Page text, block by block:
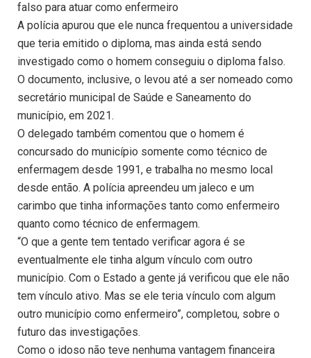
falso para atuar como enfermeiro
A polícia apurou que ele nunca frequentou a universidade
que teria emitido o diploma, mas ainda está sendo
investigado como o homem conseguiu o diploma falso.
O documento, inclusive, o levou até a ser nomeado como
secretário municipal de Saúde e Saneamento do
município, em 2021.
O delegado também comentou que o homem é
concursado do município somente como técnico de
enfermagem desde 1991, e trabalha no mesmo local
desde então. A polícia apreendeu um jaleco e um
carimbo que tinha informações tanto como enfermeiro
quanto como técnico de enfermagem.
“O que a gente tem tentado verificar agora é se
eventualmente ele tinha algum vínculo com outro
município. Com o Estado a gente já verificou que ele não
tem vínculo ativo. Mas se ele teria vínculo com algum
outro município como enfermeiro”, completou, sobre o
futuro das investigações.
Como o idoso não teve nenhuma vantagem financeira